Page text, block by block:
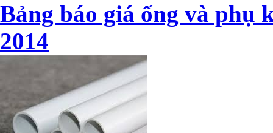
Bảng báo giá ống và phụ
2014